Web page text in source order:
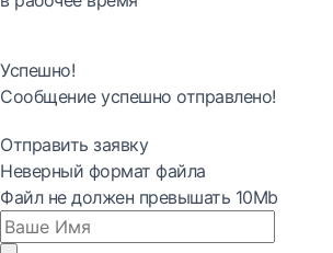
Успешно!
Сообщение успешно отправлено!
Отправить заявку
Неверный формат файла
Файл не должен превышать 10Mb